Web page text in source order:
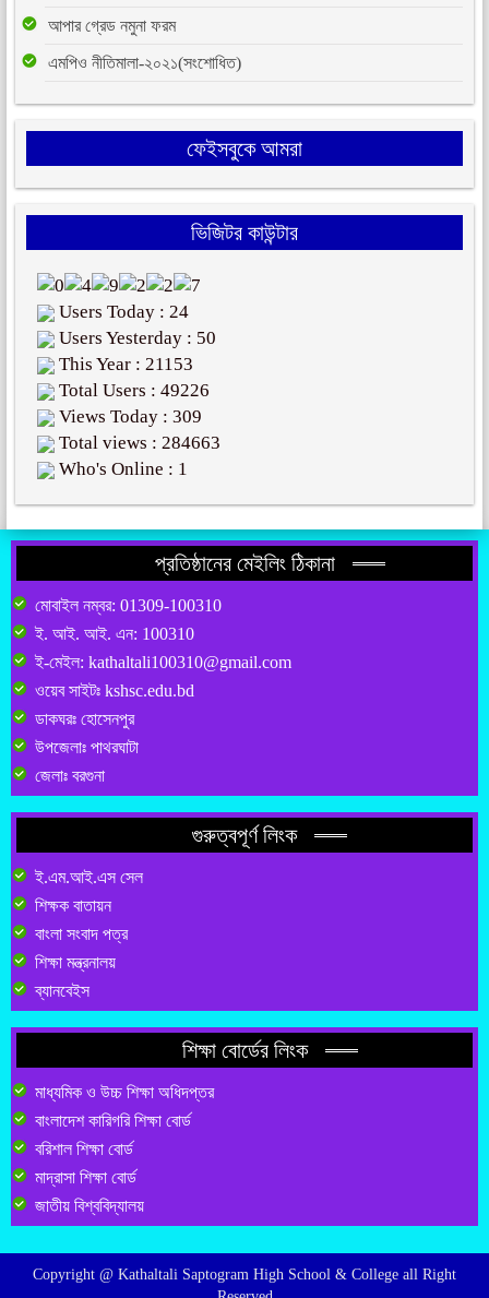
আপার গ্রেড নমুনা ফরম
এমপিও নীতিমালা-২০২১(সংশোধিত)
ফেইসবুকে আমরা
ভিজিটর কাউন্টার
Users Today : 24
Users Yesterday : 50
This Year : 21153
Total Users : 49226
Views Today : 309
Total views : 284663
Who's Online : 1
প্রতিষ্ঠানের মেইলিং ঠিকানা
মোবাইল নম্বর: 01309-100310
ই. আই. আই. এন: 100310
ই-মেইল: kathaltali100310@gmail.com
ওয়েব সাইটঃ kshsc.edu.bd
ডাকঘরঃ হোসেনপুর
উপজেলাঃ পাথরঘাটা
জেলাঃ বরগুনা
গুরুত্বপূর্ণ লিংক
ই.এম.আই.এস সেল
শিক্ষক বাতায়ন
বাংলা সংবাদ পত্র
শিক্ষা মন্ত্রনালয়
ব্যানবেইস
শিক্ষা বোর্ডের লিংক
মাধ্যমিক ও উচ্চ শিক্ষা অধিদপ্তর
বাংলাদেশ কারিগরি শিক্ষা বোর্ড
বরিশাল শিক্ষা বোর্ড
মাদ্রাসা শিক্ষা বোর্ড
জাতীয় বিশ্ববিদ্যালয়
Copyright @ Kathaltali Saptogram High School & College all Right